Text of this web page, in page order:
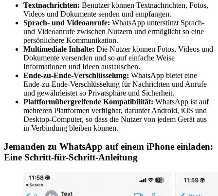
Textnachrichten: Benutzer können Textnachrichten, Fotos,
Videos und Dokumente senden und empfangen.
Sprach- und Videoanrufe: WhatsApp unterstützt Sprach-
und Videoanrufe zwischen Nutzern und ermöglicht so eine
persönlichere Kommunikation.
Multimediale Inhalte: Die Nutzer können Fotos, Videos und
Dokumente versenden und so auf einfache Weise
Informationen und Ideen austauschen.
Ende-zu-Ende-Verschlüsselung: WhatsApp bietet eine
Ende-zu-Ende-Verschlüsselung für Nachrichten und Anrufe
und gewährleistet so Privatsphäre und Sicherheit.
Plattformübergreifende Kompatibilität: WhatsApp ist auf
mehreren Plattformen verfügbar, darunter Android, iOS und
Desktop-Computer, so dass die Nutzer von jedem Gerät aus
in Verbindung bleiben können.
Jemanden zu WhatsApp auf einem iPhone einladen:
Eine Schritt-für-Schritt-Anleitung